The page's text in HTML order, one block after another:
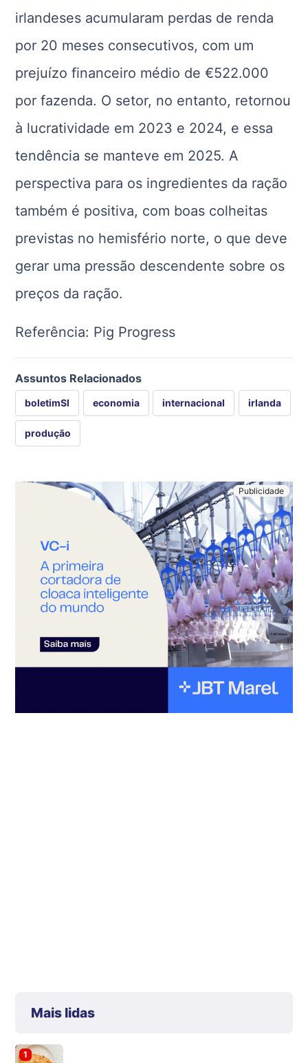
irlandeses acumularam perdas de renda
por 20 meses consecutivos, com um
prejuízo financeiro médio de €522.000
por fazenda. O setor, no entanto, retornou
à lucratividade em 2023 e 2024, e essa
tendência se manteve em 2025. A
perspectiva para os ingredientes da ração
também é positiva, com boas colheitas
previstas no hemisfério norte, o que deve
gerar uma pressão descendente sobre os
preços da ração.
Referência: Pig Progress
Assuntos Relacionados
boletimSI economia internacional irlanda
produção
Mais lidas
1